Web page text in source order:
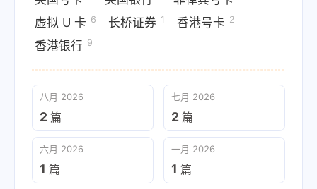
虚拟 U 卡 6 长桥证券 1 香港号卡 2
香港银行 9
八月 2026
2 篇
七月 2026
2 篇
六月 2026
1 篇
一月 2026
1 篇